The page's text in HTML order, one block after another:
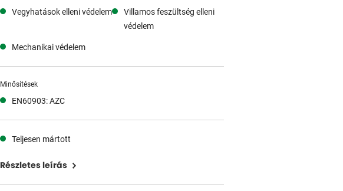
Vegyhatások elleni védelem
Villamos feszültség elleni
védelem
Mechanikai védelem
Minősítések
EN60903: AZC
Teljesen mártott
Részletes leírás